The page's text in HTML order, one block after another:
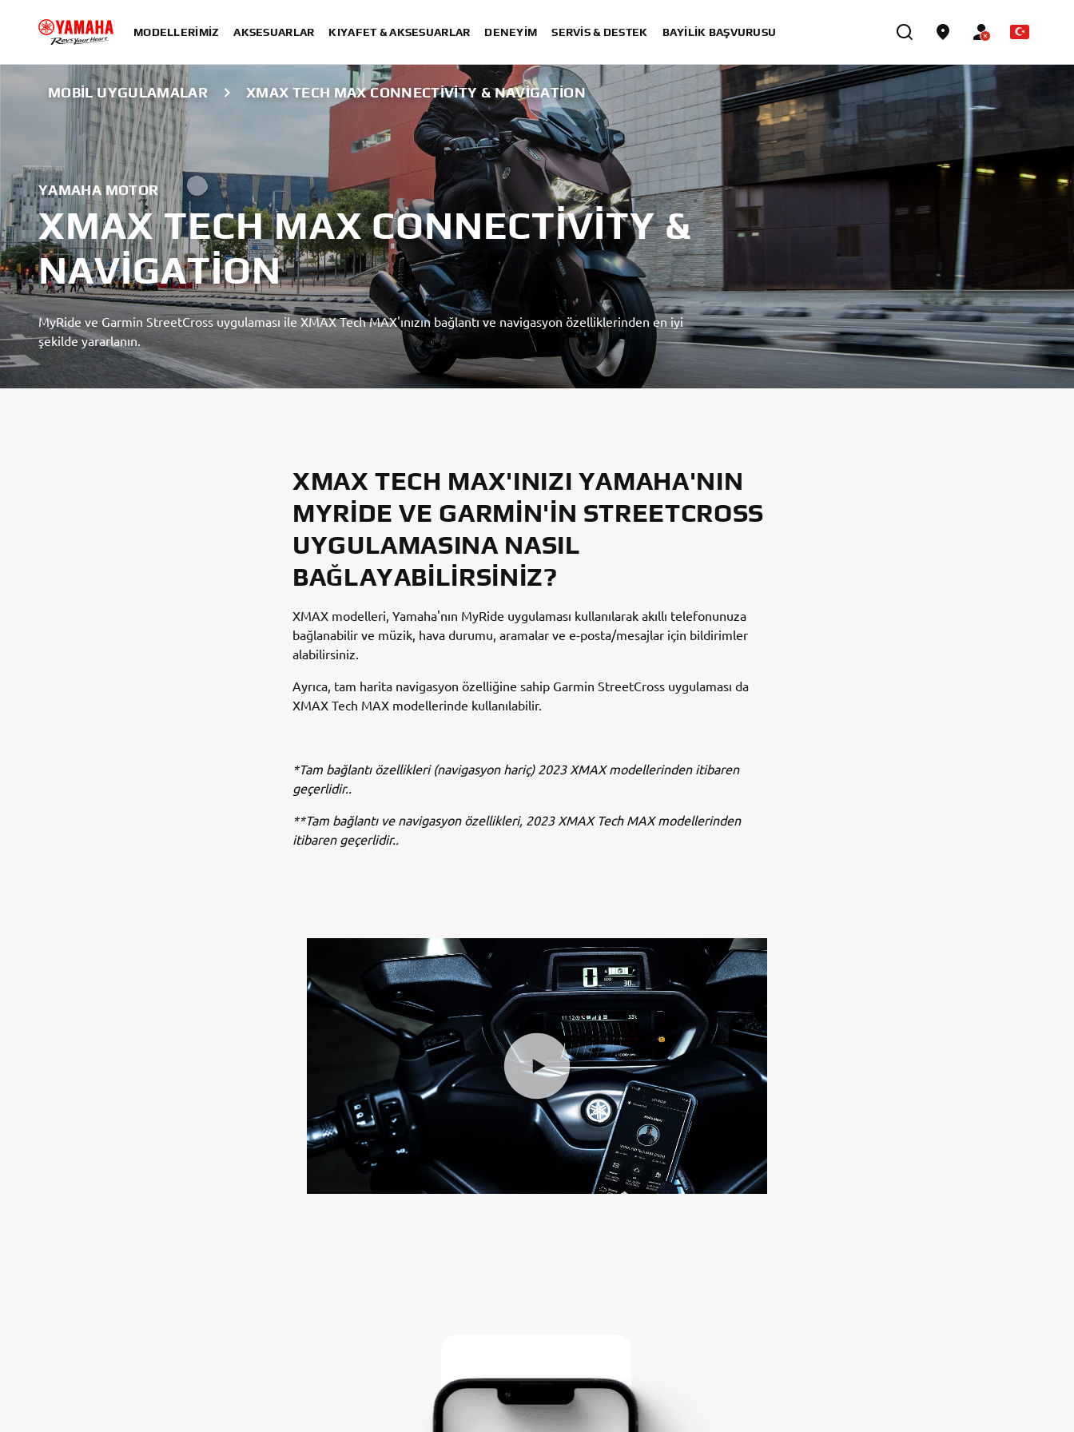
MODELLERIMIZ AKSESUARLAR KIYAFET & AKSESUARLAR DENEYIM SERVIS & DESTEK BAYİLİK BAŞVURUSU
MOBIL UYGULAMALAR XMAX TECH MAX CONNECTIVITY & NAVIGATION
YAMAHA MOTOR
XMAX TECH MAX CONNECTIVITY &
NAVIGATION
MyRide ve Garmin StreetCross uygulaması ile XMAX Tech MAX'ınızın bağlantı ve navigasyon özelliklerinden en iyi
şekilde yararlanın.
XMAX TECH MAX'INIZI YAMAHA'NIN
MYRIDE VE GARMIN'IN STREETCROSS
UYGULAMASINA NASIL
BAĞLAYABILIRSINIZ?
XMAX modelleri, Yamaha'nın MyRide uygulaması kullanılarak akıllı telefonunuza
bağlanabilir ve müzik, hava durumu, aramalar ve e-posta/mesajlar için bildirimler
alabilirsiniz.
Ayrıca, tam harita navigasyon özelliğine sahip Garmin StreetCross uygulaması da
XMAX Tech MAX modellerinde kullanılabilir.
*Tam bağlantı özellikleri (navigasyon hariç) 2023 XMAX modellerinden itibaren
geçerlidir..
**Tam bağlantı ve navigasyon özellikleri, 2023 XMAX Tech MAX modellerinden
itibaren geçerlidir..